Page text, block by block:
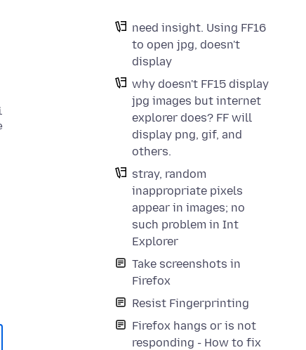
need insight. Using FF16
to open jpg, doesn't
display
why doesn't FF15 display
jpg images but internet
explorer does? FF will
display png, gif, and
others.
stray, random
inappropriate pixels
appear in images; no
such problem in Int
Explorer
Take screenshots in
Firefox
Resist Fingerprinting
Firefox hangs or is not
responding - How to fix